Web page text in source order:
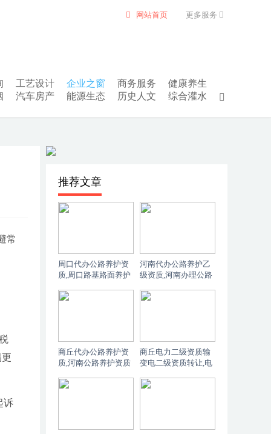
工艺设计 企业之窗 商务服务
健康养生
汽车房产 能源生态 历史人文 综合灌水
网站首页 更多服务
常
诉
推荐文章
周口代办公路养护资
质,周口路基路面养护
河南代办公路养护乙
级资质,河南办理公路
产有什么要求？
商丘代办公路养护资
质,河南公路养护资质
商丘电力二级资质输
变电二级资质转让,电
专包资质的有效期是